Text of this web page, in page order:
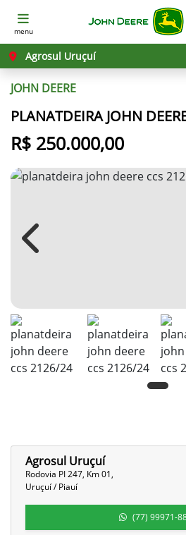
menu
Agrosul Uruçuí
JOHN DEERE
PLANATDEIRA JOHN
R$ 250.000,00
Previous
Agrosul Uruçuí
Rodovia PI 247, Km 01,
Uruçuí / Piauí
(77) 99971-